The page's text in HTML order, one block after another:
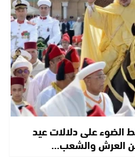
الضوء على دلالات عيد
العرش والشعب…